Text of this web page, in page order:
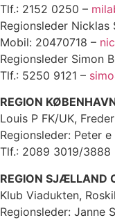
Tlf.: 2152 0250 –
Regionsleder Nicklas
Mobil: 20470718 –
Regionsleder Simon
Tlf.: 5250 9121 –
REGION
Louis P FK/UK,
Regionsleder: Peter
Tlf.: 2089 3019/3888
REGION SJÆLLAND
Klub Viadukten,
Regionsleder: Janne